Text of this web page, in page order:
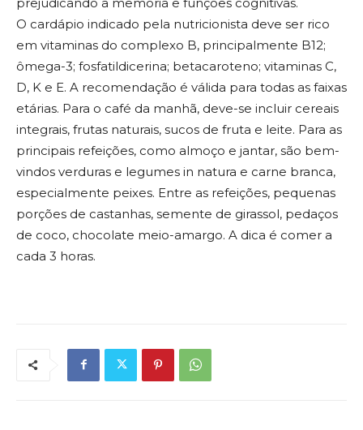
O cardápio indicado pela nutricionista deve ser rico
em vitaminas do complexo B, principalmente B12;
ômega-3; fosfatildicerina; betacaroteno; vitaminas C,
D, K e E. A recomendação é válida para todas as faixas
etárias. Para o café da manhã, deve-se incluir cereais
integrais, frutas naturais, sucos de fruta e leite. Para as
principais refeições, como almoço e jantar, são bem-
vindos verduras e legumes in natura e carne branca,
especialmente peixes. Entre as refeições, pequenas
porções de castanhas, semente de girassol, pedaços
de coco, chocolate meio-amargo. A dica é comer a
cada 3 horas.